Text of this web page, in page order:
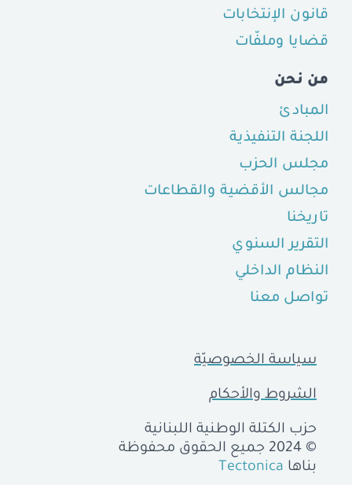
قانون الإنتخابات
قضايا وملفّات
من نحن
المبادئ
اللجنة التنفيذية
مجلس الحزب
مجالس الأقضية والقطاعات
تاريخنا
التقرير السنوي
النظام الداخلي
تواصل معنا
سياسة الخصوصيّة
الشروط والأحكام
حزب الكتلة الوطنية اللبنانية
© 2024 جميع الحقوق محفوظة
بناها Tectonica